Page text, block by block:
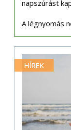
napszúrást
A légnyomás
HÍREK